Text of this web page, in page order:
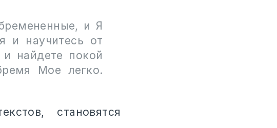
и Я
и научитесь от
найдете покой
Мое легко.
становятся